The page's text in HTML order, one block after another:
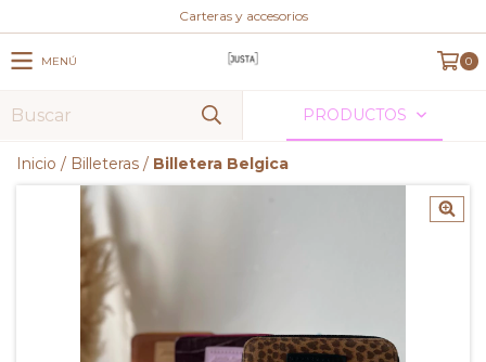
Carteras y accesorios
MENÚ 0
PRODUCTOS
Inicio / Billeteras / Billetera Belgica